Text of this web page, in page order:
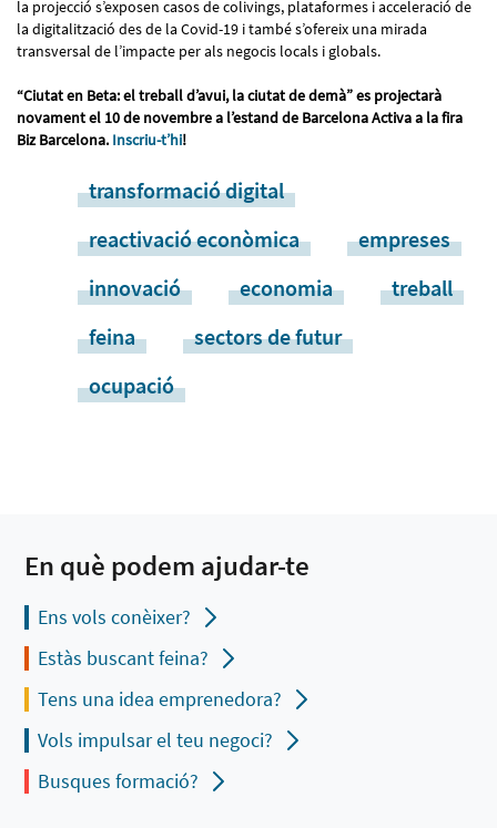
la projecció s’exposen casos de colivings, plataformes i acceleració de
la digitalització des de la Covid-19 i també s’ofereix una mirada
transversal de l’impacte per als negocis locals i globals.
“Ciutat en Beta: el treball d’avui, la ciutat de demà” es projectarà
novament el 10 de novembre a l’estand de Barcelona Activa a la fira
Biz Barcelona. Inscriu-t’hi!
transformació digital
reactivació econòmica
empreses
innovació
economia
treball
feina
sectors de futur
ocupació
En què podem ajudar-te
Ens vols conèixer?
Estàs buscant feina?
Tens una idea emprenedora?
Vols impulsar el teu negoci?
Busques formació?